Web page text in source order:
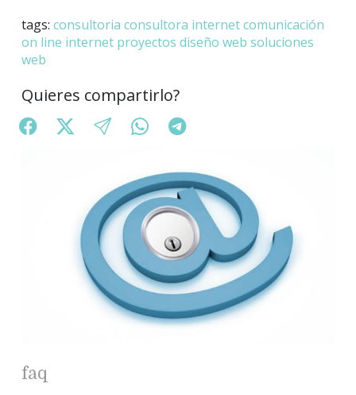
tags: consultoria consultora internetcomunicación
on line internet proyectos diseño web soluciones
web
Quieres compartirlo?
faq